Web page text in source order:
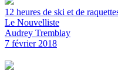
12 heures de ski et de
Le Nouvelliste
Audrey Tremblay
7 février 2018